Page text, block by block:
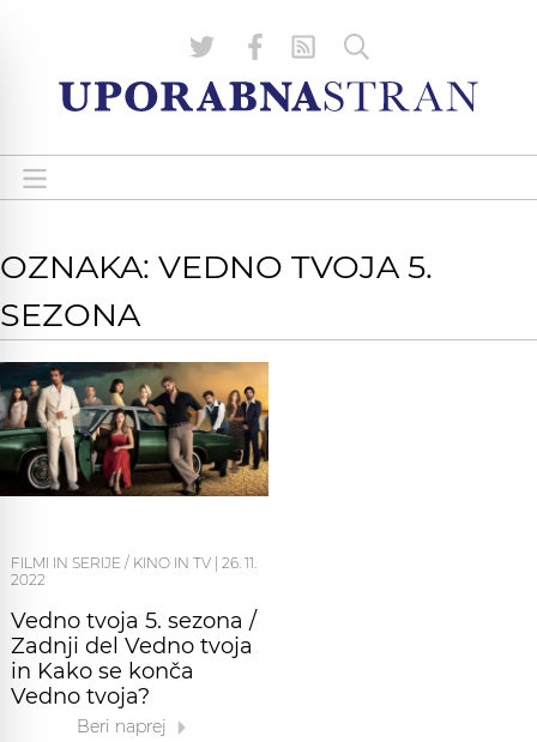
OZNAKA: VEDNO TVOJA 5.
SEZONA
FILMI IN SERIJE / KINO IN TV 26. 11.
2022
Vedno tvoja 5. sezona /
Zadnji del Vedno tvoja
in Kako se konča
Vedno tvoja?
Beri naprej